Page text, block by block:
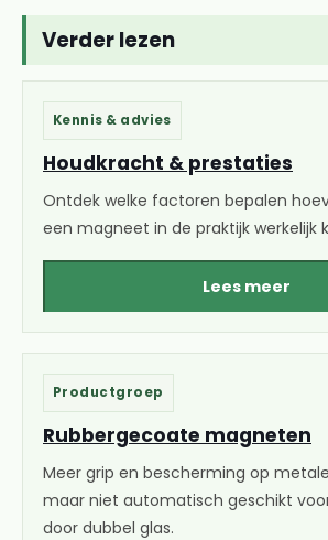
Verder lezen
Kennis & advies
Houdkracht & prestaties
Ontdek welke factoren bepalen
een magneet in de praktijk werkelijk
Lees meer
Productgroep
Rubbergecoate magneten
Meer grip en bescherming op
maar niet automatisch geschikt
door dubbel glas.